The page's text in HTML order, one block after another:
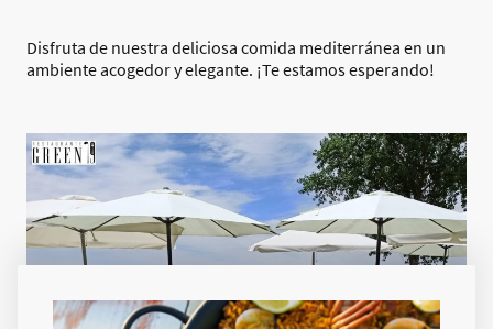
Disfruta de nuestra deliciosa comida mediterránea en un
ambiente acogedor y elegante. ¡Te estamos esperando!